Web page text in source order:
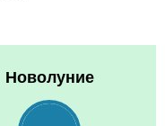
Новолуние